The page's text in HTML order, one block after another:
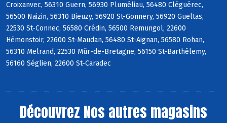
Croixanvec, 56310 Guern, 56930 Pluméliau, 56480 Cléguérec,
56500 Naizin, 56310 Bieuzy, 56920 St-Gonnery, 56920 Gueltas,
22530 St-Connec, 56580 Crédin, 56500 Remungol, 22600
Hémonstoir, 22600 St-Maudan, 56480 St-Aignan, 56580 Rohan,
56310 Melrand, 22530 Mûr-de-Bretagne, 56150 St-Barthélemy,
56160 Séglien, 22600 St-Caradec
Découvrez Nos autres magasins